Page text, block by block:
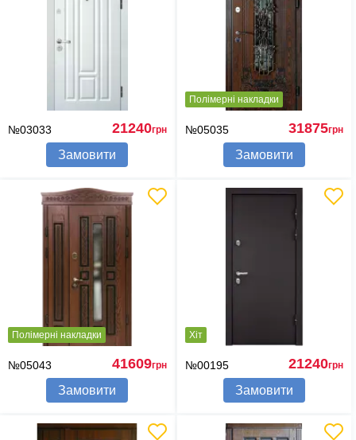
№03033 21240грн
Замовити
Полімерні накладки
№05035 31875грн
Замовити
Полімерні накладки
№05043 41609грн
Замовити
Хіт
№00195 21240грн
Замовити